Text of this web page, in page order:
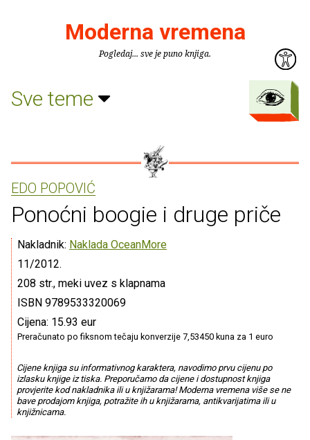
Moderna vremena
Pogledaj... sve je puno knjiga.
Sve teme
EDO POPOVIĆ
Ponoćni boogie i druge priče
Nakladnik: Naklada OceanMore
11/2012.
208 str., meki uvez s klapnama
ISBN 9789533320069
Cijena: 15.93 eur
Preračunato po fiksnom tečaju konverzije 7,53450 kuna za 1 euro
Cijene knjiga su informativnog karaktera, navodimo prvu cijenu po
izlasku knjige iz tiska. Preporučamo da cijene i dostupnost knjiga
provjerite kod nakladnika ili u knjižarama! Moderna vremena više se ne
bave prodajom knjiga, potražite ih u knjižarama, antikvarijatima ili u
knjižnicama.